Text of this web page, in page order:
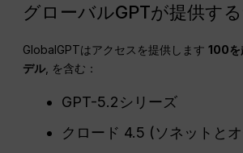
グローバルGPTが提供す
GlobalGPTはアクセスを提供します100を
デル, を含む：
GPT-5.2シリーズ
クロード 4.5 (ソネットと